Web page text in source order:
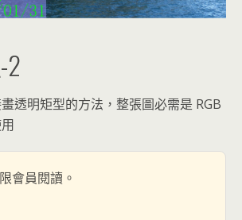
透明矩型的方法，整張圖必需是 RGB
會員閱讀。